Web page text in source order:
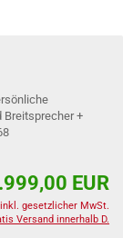
Breitsprecher +
EUR
inkl. gesetzlicher MwSt.
Versand innerhalb D.